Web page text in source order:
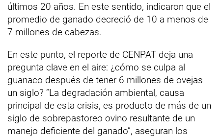
últimos 20 años. En este sentido, indicaron que el
promedio de ganado decreció de 10 a menos de
7 millones de cabezas.
En este punto, el reporte de CENPAT deja una
pregunta clave en el aire: ¿cómo se culpa al
guanaco después de tener 6 millones de ovejas
un siglo? “La degradación ambiental, causa
principal de esta crisis, es producto de más de un
siglo de sobrepastoreo ovino resultante de un
manejo deficiente del ganado”, aseguran los